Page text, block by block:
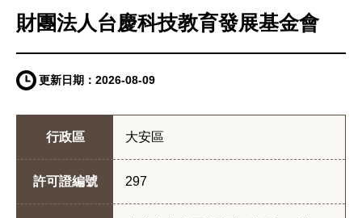
財團法人台慶科技教育發展基金會
更新日期： 2026-08-09
行政區 大安區
許可證編號 297